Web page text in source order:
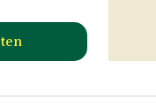
Tagetes